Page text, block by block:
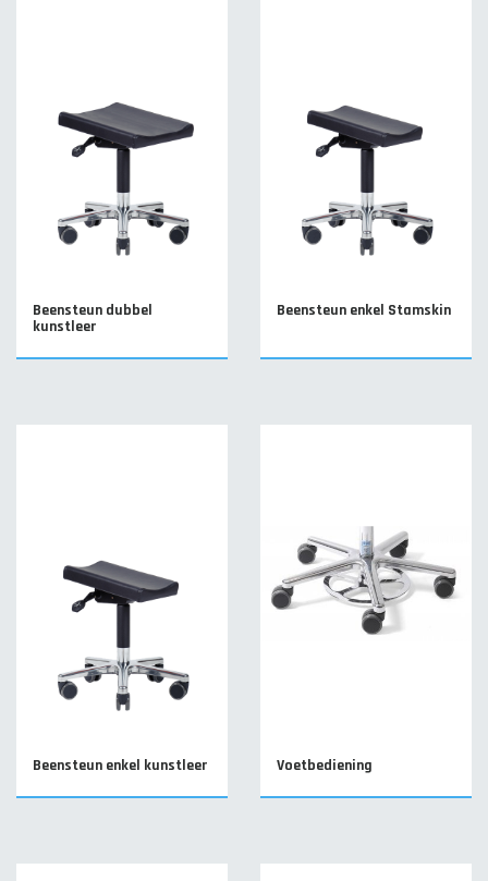
Beensteun dubbel
kunstleer
Beensteun enkel Stamskin
Beensteun enkel kunstleer Voetbediening